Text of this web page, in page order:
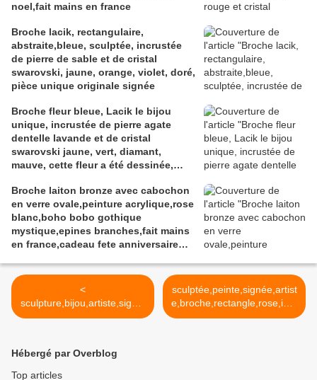
noel,fait mains en france
Broche lacik, rectangulaire,
abstraite,bleue, sculptée, incrustée
de pierre de sable et de cristal
swarovski, jaune, orange, violet, doré,
pièce unique originale signée
Broche fleur bleue, Lacik le bijou
unique, incrustée de pierre agate
dentelle lavande et de cristal
swarovski jaune, vert, diamant,
mauve, cette fleur a été dessinée,
bijou, les pierreries et cristallerires
ont été incrustées à la cuisson,
peinture et vernis acrylique, pièce
originale unique et signée au dos.
Broche laiton bronze avec cabochon
en verre ovale,peinture acrylique,rose
blanc,boho bobo gothique
mystique,epines branches,fait mains
en france,cadeau fete anniversaire
<
sculpture,bijou,artiste,signat
ure,pendentif,coeur,argile,la
range,rose,violet,epingle
sculptée,peinte,signée,artist
e,broche,rectangle,rose,incr
ustee de turquoise,cristal
Hébergé par Overblog
Top articles